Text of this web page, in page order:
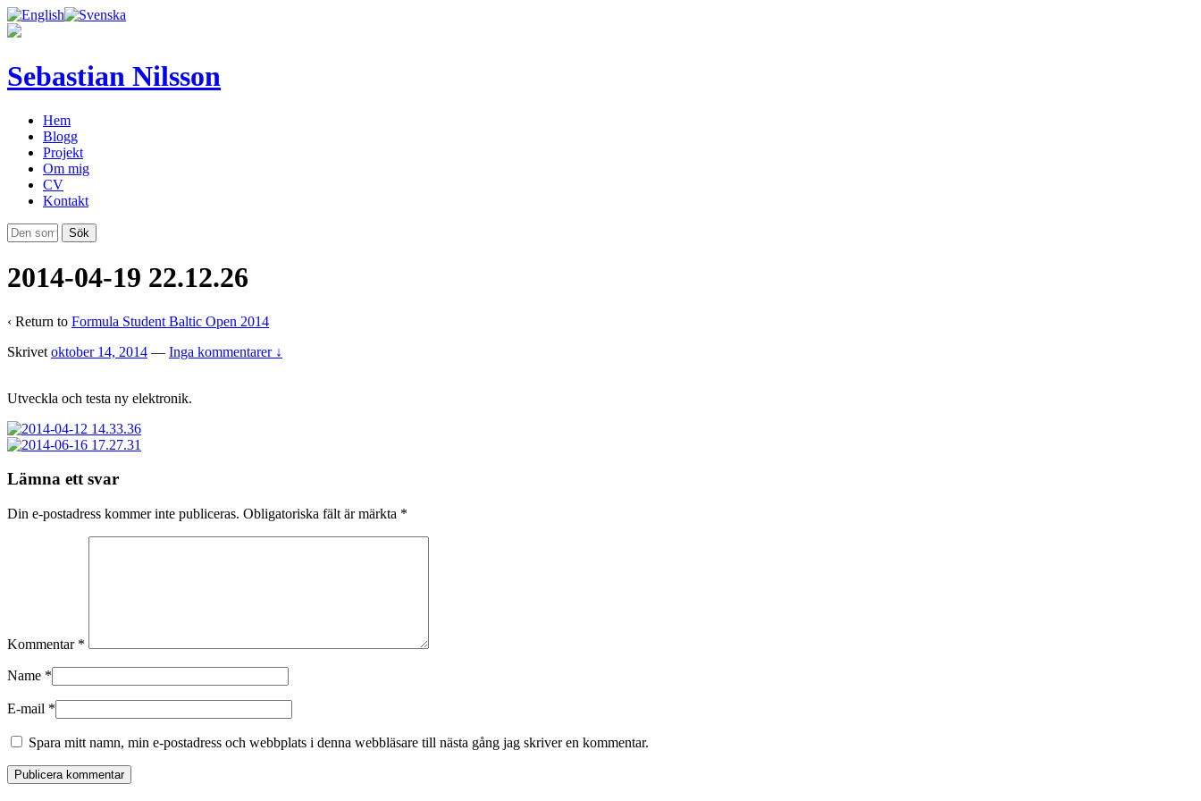
Sebastian Nilsson
Hem
Blogg
Projekt
Om mig
CV
Kontakt
2014-04-19 22.12.26
‹ Return to Formula Student Baltic Open 2014
Skrivet oktober 14, 2014 — Inga kommentarer ↓
Utveckla och testa ny elektronik.
Lämna ett svar
Din e-postadress kommer inte publiceras. Obligatoriska fält är märkta *
Kommentar *
Name *
E-mail *
Spara mitt namn, min e-postadress och webbplats i denna webbläsare till nästa gång jag skriver en kommentar.